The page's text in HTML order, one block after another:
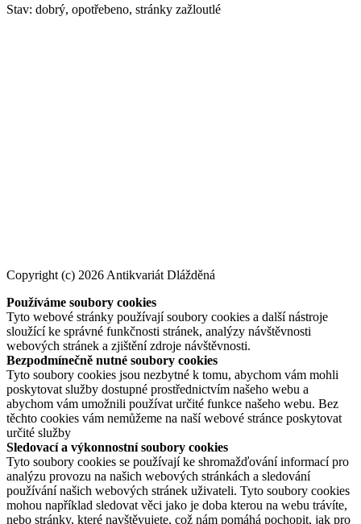
Stav: dobrý, opotřebeno, stránky zažloutlé
Copyright (c) 2026 Antikvariát Dlážděná
Používáme soubory cookies
Tyto webové stránky používají soubory cookies a další nástroje
sloužící ke správné funkčnosti stránek, analýzy návštěvnosti
webových stránek a zjištění zdroje návštěvnosti.
Bezpodmínečně nutné soubory cookies
Tyto soubory cookies jsou nezbytné k tomu, abychom vám mohli
poskytovat služby dostupné prostřednictvím našeho webu a
abychom vám umožnili používat určité funkce našeho webu. Bez
těchto cookies vám nemůžeme na naší webové stránce poskytovat
určité služby
Sledovací a výkonnostní soubory cookies
Tyto soubory cookies se používají ke shromažďování informací pro
analýzu provozu na našich webových stránkách a sledování
používání našich webových stránek uživateli. Tyto soubory cookies
mohou například sledovat věci jako je doba kterou na webu trávíte,
nebo stránky, které navštěvujete, což nám pomáhá pochopit, jak pro